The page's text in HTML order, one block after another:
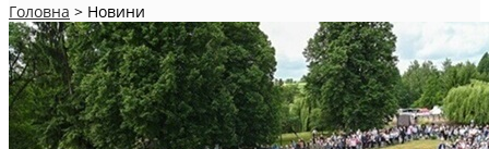
Головна > Новини